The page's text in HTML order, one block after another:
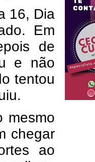
16, Dia
Em
de
e não
tentou
mesmo
chegar
ao